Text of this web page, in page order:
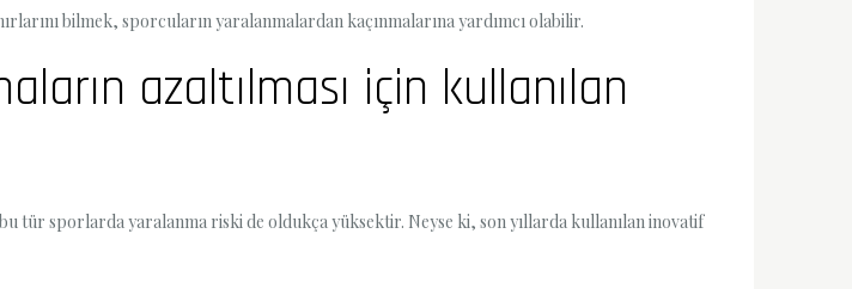
bilmek, sporcuların yaralanmalardan kaçınmalarına yardımcı olabilir.
azaltılması için kullanılan
tür sporlarda yaralanma riski de oldukça yüksektir. Neyse ki, son yıllarda kullanılan inovatif